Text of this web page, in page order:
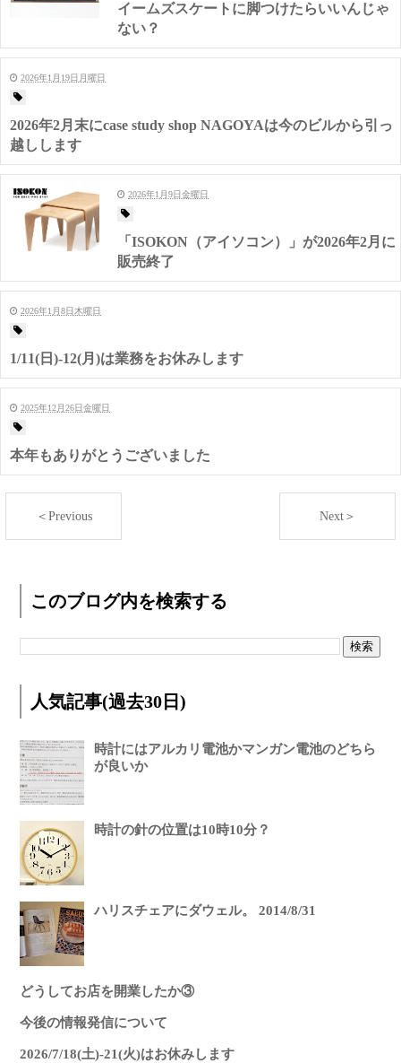
イームズスケートに脚つけたらいいんじゃ
ない？
2026年1月19日月曜日
2026年2月末にcase study shop NAGOYAは今のビルから引っ
越しします
2026年1月9日金曜日
「ISOKON（アイソコン）」が2026年2月に
販売終了
2026年1月8日木曜日
1/11(日)-12(月)は業務をお休みします
2025年12月26日金曜日
本年もありがとうございました
＜Previous Next＞
このブログ内を検索する
人気記事(過去30日)
時計にはアルカリ電池かマンガン電池のどちら
が良いか
時計の針の位置は10時10分？
ハリスチェアにダウェル。 2014/8/31
どうしてお店を開業したか③
今後の情報発信について
2026/7/18(土)-21(火)はお休みします